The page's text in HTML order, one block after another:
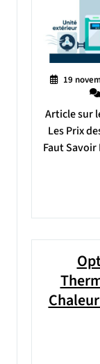
19
Article sur
Les Prix
Faut